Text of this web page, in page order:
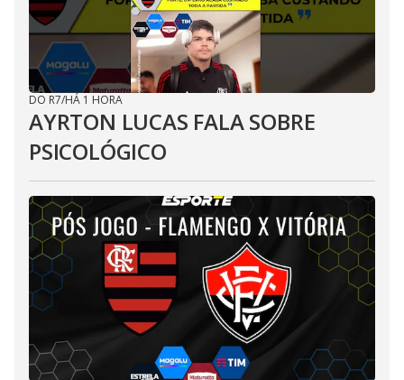
DO R7/HÁ 1 HORA
AYRTON LUCAS FALA SOBRE
PSICOLÓGICO